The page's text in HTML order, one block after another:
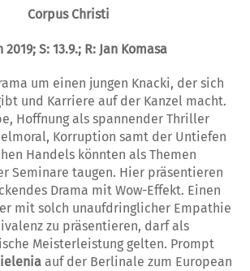
Corpus Christi
2019; S: 13.9.; R: Jan Komasa
um einen jungen Knacki, der sich
und Karriere auf der Kanzel macht.
Hoffnung als spannender Thriller
Korruption samt der Untiefen
Handels könnten als Themen
Seminare taugen. Hier präsentieren
Drama mit Wow-Effekt. Einen
mit solch unaufdringlicher Empathie
zu präsentieren, darf als
Meisterleistung gelten. Prompt
auf der Berlinale zum European